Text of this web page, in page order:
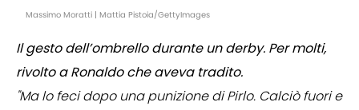
Massimo Moratti | Mattia Pistoia/GettyImages
Il gesto dell’ombrello durante un derby. Per molti,
rivolto a Ronaldo che aveva tradito.
"Ma lo feci dopo una punizione di Pirlo. Calciò fuori e